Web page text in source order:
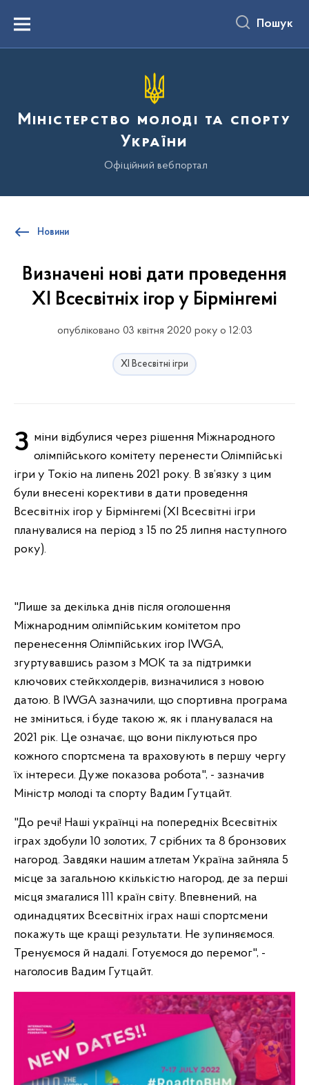
вмістуMenu Пошук
Міністерство молоді та спорту
України
Офіційний вебпортал
Новини
Визначені нові дати проведення
XI Всесвітніх ігор у Бірмінгемі
опубліковано 03 квітня 2020 року о 12:03
ХІ Всесвітні ігри
Зміни відбулися через рішення Міжнародного олімпійського комітету перенести Олімпійські
ігри у Токіо на липень 2021 року. В зв’язку з цим
були внесені корективи в дати проведення
Всесвітніх ігор у Бірмінгемі (ХІ Всесвітні ігри
планувалися на період з 15 по 25 липня наступного
року).
"Лише за декілька днів після оголошення
Міжнародним олімпійським комітетом про
перенесення Олімпійських ігор IWGA,
згуртувавшись разом з МОК та за підтримки
ключових стейкхолдерів, визначилися з новою
датою. В IWGA зазначили, що спортивна програма
не зміниться, і буде такою ж, як і планувалася на
2021 рік. Це означає, що вони піклуються про
кожного спортсмена та враховують в першу чергу
їх інтереси. Дуже показова робота", - зазначив
Міністр молоді та спорту Вадим Гутцайт.
"До речі! Наші українці на попередніх Всесвітніх
іграх здобули 10 золотих, 7 срібних та 8 бронзових
нагород. Завдяки нашим атлетам Україна зайняла 5
місце за загальною ккількістю нагород, де за перші
місця змагалися 111 країн світу. Впевнений, на
одинадцятих Всесвітніх іграх наші спортсмени
покажуть ще кращі результати. Не зупиняємося.
Тренуємося й надалі. Готуємося до перемог", -
наголосив Вадим Гутцайт.